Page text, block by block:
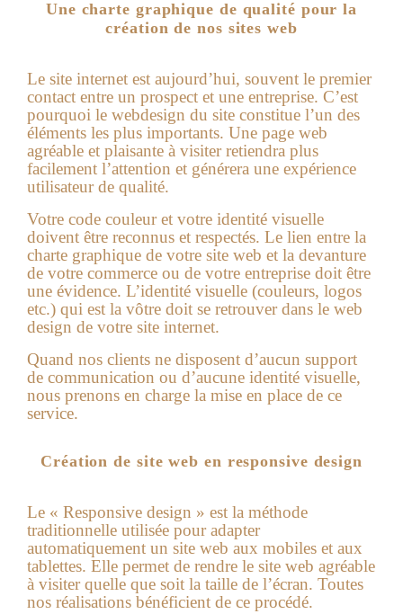
Une charte graphique de qualité pour la
création de nos sites web
Le site internet est aujourd’hui, souvent le premier
contact entre un prospect et une entreprise. C’est
pourquoi le webdesign du site constitue l’un des
éléments les plus importants. Une page web
agréable et plaisante à visiter retiendra plus
facilement l’attention et générera une expérience
utilisateur de qualité.
Votre code couleur et votre identité visuelle
doivent être reconnus et respectés. Le lien entre la
charte graphique de votre site web et la devanture
de votre commerce ou de votre entreprise doit être
une évidence. L’identité visuelle (couleurs, logos
etc.) qui est la vôtre doit se retrouver dans le web
design de votre site internet.
Quand nos clients ne disposent d’aucun support
de communication ou d’aucune identité visuelle,
nous prenons en charge la mise en place de ce
service.
Création de site web en responsive design
Le « Responsive design » est la méthode
traditionnelle utilisée pour adapter
automatiquement un site web aux mobiles et aux
tablettes. Elle permet de rendre le site web agréable
à visiter quelle que soit la taille de l’écran. Toutes
nos réalisations bénéficient de ce procédé.